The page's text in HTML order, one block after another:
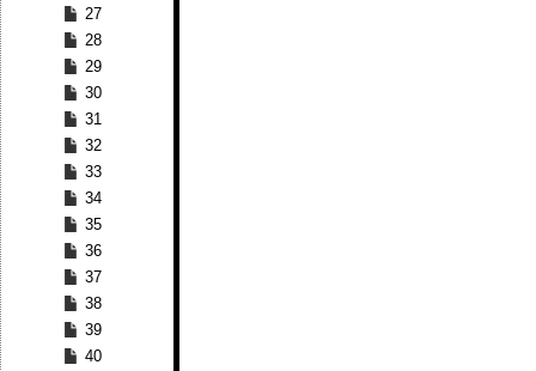
27
28
29
30
31
32
33
34
35
36
37
38
39
40